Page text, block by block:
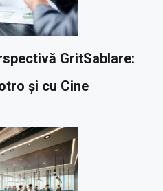
GritSablare:
și cu Cine